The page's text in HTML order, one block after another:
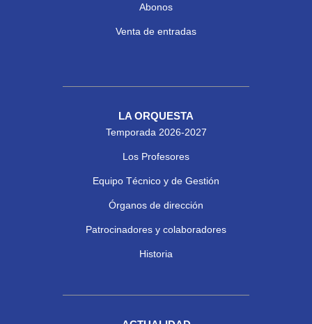
Abonos
Venta de entradas
LA ORQUESTA
Temporada 2026-2027
Los Profesores
Equipo Técnico y de Gestión
Órganos de dirección
Patrocinadores y colaboradores
Historia